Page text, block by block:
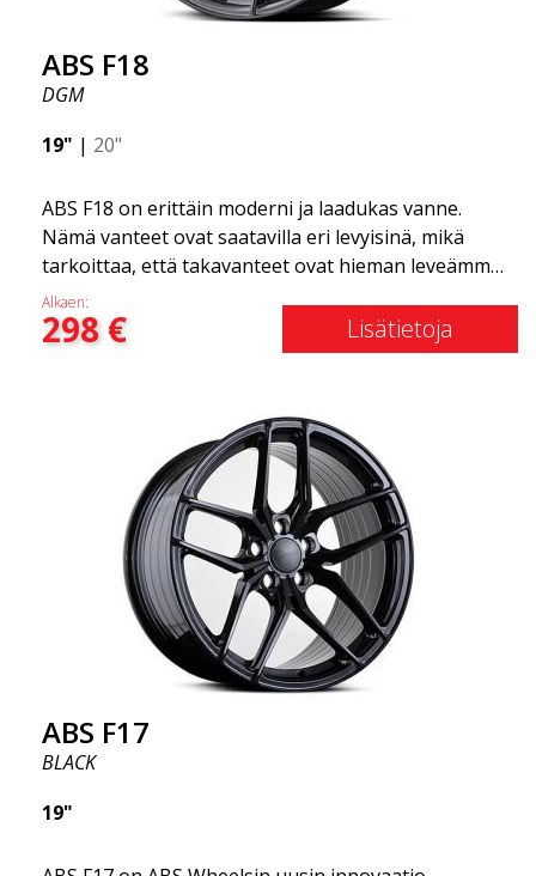
ABS F18
DGM
19" | 20"
ABS F18 on erittäin moderni ja laadukas vanne.
Nämä vanteet ovat saatavilla eri levyisinä, mikä
tarkoittaa, että takavanteet ovat hieman leveämmät
kuin etuvanteet. Tämä antaa autolle kovan ilmeen,
joka usein yhdistetään kilpa-ajoon. (Ne ovat myös
saatavilla neliömäisenä kokoonpanona.) Toisin
korostaa, että nämä vanteet tarjoavat
uskomattoman hyvän suorituskyvyn suhteessa
niiden hintaan. Edistynyt Flow Forming -
tuotantotekniikka tekee vanteista sekä vahvempia
että kevyempiä kuin tavalliset alumiinivanteet.
Tämän huomaat ajaessasi ABS F18 -vanteilla.
Olemme ylpeitä voidessamme tarjota ne
valikoimassamme!
Alkaen:
298€ Lisätietoja
ABS F17
BLACK
19"